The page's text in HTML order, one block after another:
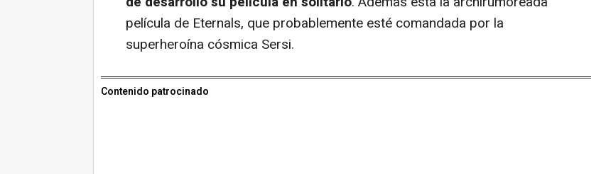
película de Eternals, que probablemente esté comandada por la
superheroína cósmica Sersi.
Contenido patrocinado